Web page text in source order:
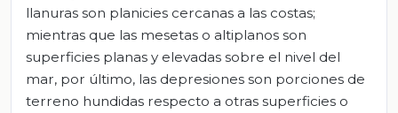
llanuras son planicies cercanas a las costas;
mientras que las mesetas o altiplanos son
superficies planas y elevadas sobre el nivel del
mar, por último, las depresiones son porciones de
terreno hundidas respecto a otras superficies o